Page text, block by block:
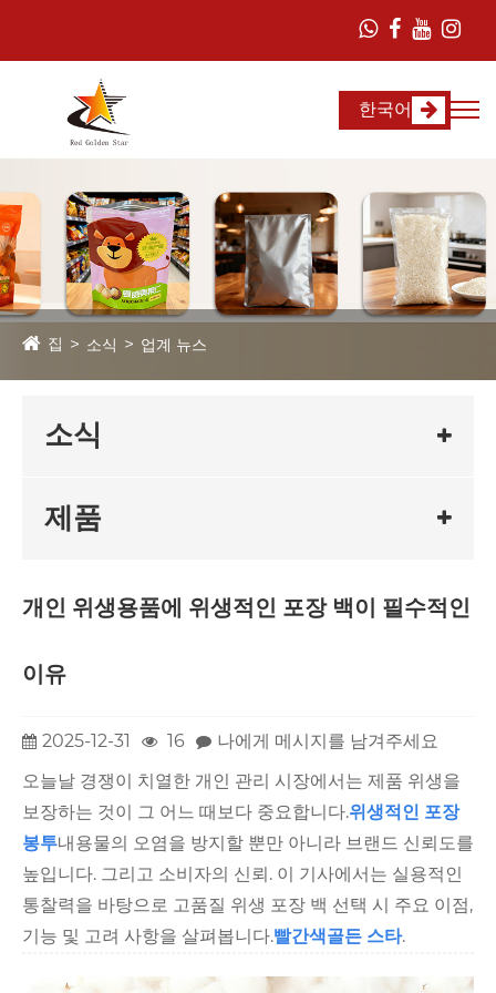
한국어
집 소식 업계 뉴스
소식
제품
개인 위생용품에 위생적인 ​​포장 백이 필수적인
이유
2025-12-31 16
나에게 메시지를 남겨주세요
오늘날 경쟁이 치열한 개인 관리 시장에서는 제품 위생을
보장하는 것이 그 어느 때보다 중요합니다.위생적인 포장
봉투내용물의 오염을 방지할 뿐만 아니라 브랜드 신뢰도를
높입니다. 그리고 소비자의 신뢰. 이 기사에서는 실용적인
통찰력을 바탕으로 고품질 위생 포장 백 선택 시 주요 이점,
기능 및 고려 사항을 살펴봅니다.빨간색골든 스타.